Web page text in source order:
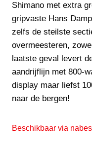
Shimano met extra
gripvaste Hans
zelfs de steilste
overmeesteren,
laatste geval levert
aandrijflijn met 800-
display maar liefst
naar de bergen!
Beschikbaar via